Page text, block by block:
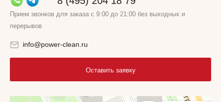
Прием звонков для заказа с 9:00 до 21:00 без выходных и
перерывов
info@power-clean.ru
Оставить заявку